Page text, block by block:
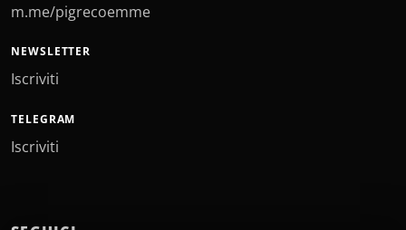
m.me/pigrecoemme
NEWSLETTER
Iscriviti
TELEGRAM
Iscriviti